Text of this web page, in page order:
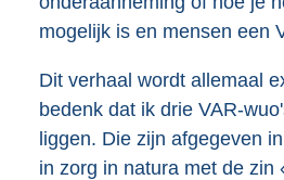
mogelijk is en mensen een
Dit verhaal wordt allemaal
bedenk dat ik drie VAR-
liggen. Die zijn afgegeven
in zorg in natura met de zin